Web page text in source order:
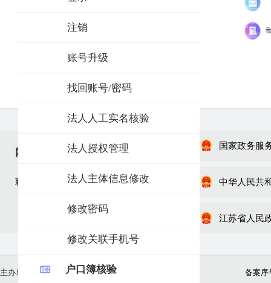
注销
账号升级
找回账号/密码
法人人工实名核验
法人授权管理
法人主体信息修改
修改密码
修改关联手机号
户口簿核验
网站信息
联系我们 网站地图
国家政务服
中华人民共
江苏省人民
主办单位：江苏省数据局（江苏省政务服务管理办公室） 备案序